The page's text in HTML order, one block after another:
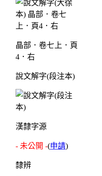
晶部．卷七上．頁
4．右
說文解字(段注本)
漢隸字源
- 未公開 -(申請)
隸辨